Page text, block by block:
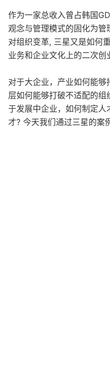
作为一家总收入曾占韩国
观念与管理模式的固化为
对组织变革, 三星又是如何
业务和企业文化上的二次创
对于大企业，产业如何能
层如何能够打破不适配的
于发展中企业，如何制定
才? 今天我们通过三星的案